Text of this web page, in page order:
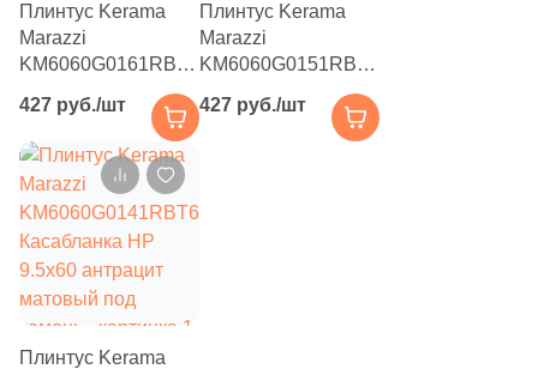
Плинтус Kerama
Marazzi
KM6060G0161RBT6
9.5x60 серый
темный матовый
под камень
427 руб./шт
Плинтус Kerama
Marazzi
KM6060G0151RBT6
9.5x60 коричневый
427 руб./шт
Плинтус Kerama